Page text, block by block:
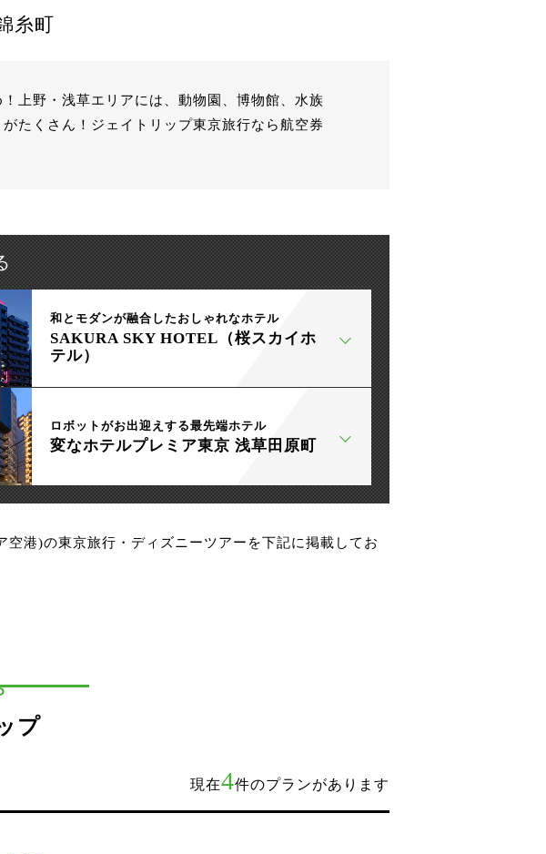
糸町
上野・浅草エリアには、動物園、博物館、水族
たくさん！ジェイトリップ東京旅行なら航空券
和とモダンが融合したおしゃれなホテル
SAKURA SKY HOTEL（桜スカイホ
テル）
ロボットがお出迎えする最先端ホテル
変なホテルプレミア東京 浅草田原町
港)の東京旅行・ディズニーツアーを下記に掲載してお
プ
現在4件のプランがあります